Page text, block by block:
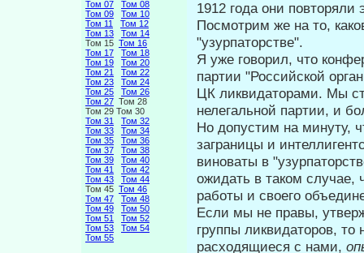
Том 07
Том 08
Том 09
Том 10
Том 11
Том 12
Том 13
Том 14
Том 15 Том 16
Том 17
Том 18
Том 19
Том 20
Том 21
Том 22
Том 23
Том 24
Том 25
Том 26
Том 27 Том 28
Том 29 Том 30
Том 31
Том 32
Том 33
Том 34
Том 35
Том 36
Том 37
Том 38
Том 39
Том 40
Том 41
Том 42
Том 43
Том 44
Том 45 Том 46
Том 47
Том 48
Том 49
Том 50
Том 51
Том 52
Том 53
Том 54
Том 55
1912 года они
Посмотрим же на то,
"узурпаторстве".
Я уже говорил, что
партии "Российской
ЦК ликвидато­рами. Мы
нелегальной партии, и
Но допустим на минуту,
заграницы и
виноваты в
ожидать в таком случае,
работы и своего
Если мы не правы,
группы ликвидаторов,
расходящиеся с нами,